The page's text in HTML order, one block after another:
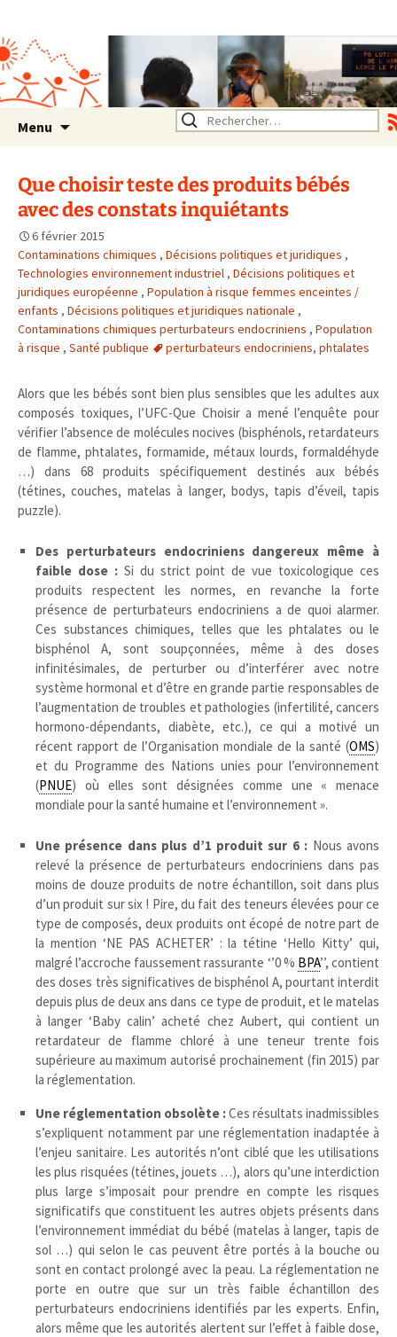
Rhône Alpes
Un environnement sain pour
la santé de tous
Menu Rechercher :
Que choisir teste des produits bébés
avec des constats inquiétants
6 février 2015
Contaminations chimiques , Décisions politiques et juridiques ,
Technologies environnement industriel , Décisions politiques et
juridiques européenne , Population à risque femmes enceintes /
enfants , Décisions politiques et juridiques nationale ,
Contaminations chimiques perturbateurs endocriniens , Population
à risque , Santé publique perturbateurs endocriniens, phtalates
Alors que les bébés sont bien plus sensibles que les adultes aux
composés toxiques, l’UFC-Que Choisir a mené l’enquête pour
vérifier l’absence de molécules nocives (bisphénols, retardateurs
de flamme, phtalates, formamide, métaux lourds, formaldéhyde
…) dans 68 produits spécifiquement destinés aux bébés
(tétines, couches, matelas à langer, bodys, tapis d’éveil, tapis
puzzle).
Des perturbateurs endocriniens dangereux même à
faible dose :Si du strict point de vue toxicologique ces
produits respectent les normes, en revanche la forte
présence de perturbateurs endocriniens a de quoi alarmer.
Ces substances chimiques, telles que les phtalates ou le
bisphénol A, sont soupçonnées, même à des doses
infinitésimales, de perturber ou d’interférer avec notre
système hormonal et d’être en grande partie responsables de
l’augmentation de troubles et pathologies (infertilité, cancers
hormono-dépendants, diabète, etc.), ce qui a motivé un
récent rapport de l’Organisation mondiale de la santé (OMS)
et du Programme des Nations unies pour l’environnement
(PNUE) où elles sont désignées comme une « menace
mondiale pour la santé humaine et l’environnement ».
Une présence dans plus d’1 produit sur 6 : Nous avons
relevé la présence de perturbateurs endocriniens dans pas
moins de douze produits de notre échantillon, soit dans plus
d’un produit sur six ! Pire, du fait des teneurs élevées pour ce
type de composés, deux produits ont écopé de notre part de
la mention ‘NE PAS ACHETER’ : la tétine ‘Hello Kitty’ qui,
malgré l’accroche faussement rassurante ‘’0 % BPA’’, contient
des doses très significatives de bisphénol A, pourtant interdit
depuis plus de deux ans dans ce type de produit, et le matelas
à langer ‘Baby calin’ acheté chez Aubert, qui contient un
retardateur de flamme chloré à une teneur trente fois
supérieure au maximum autorisé prochainement (fin 2015) par
la réglementation.
Une réglementation obsolète :Ces résultats inadmissibles
s’expliquent notamment par une réglementation inadaptée à
l’enjeu sanitaire. Les autorités n’ont ciblé que les utilisations
les plus risquées (tétines, jouets …), alors qu’une interdiction
plus large s’imposait pour prendre en compte les risques
significatifs que constituent les autres objets présents dans
l’environnement immédiat du bébé (matelas à langer, tapis de
sol …) qui selon le cas peuvent être portés à la bouche ou
sont en contact prolongé avec la peau. La réglementation ne
porte en outre que sur un très faible échantillon des
perturbateurs endocriniens identifiés par les experts. Enfin,
alors même que les autorités alertent sur l’effet à faible dose,